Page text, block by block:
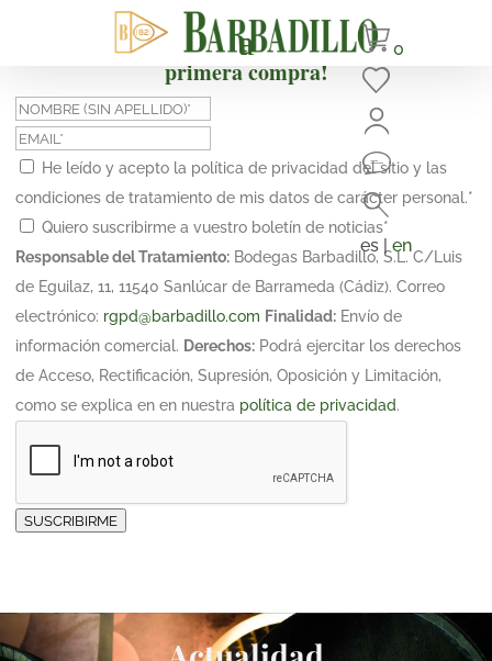
¡Suscríbete y obtén un 10% de descuento en tu
primera compra!
He leído y acepto la política de privacidad del sitio y las
condiciones de tratamiento de mis datos de carácter personal.*
Quiero suscribirme a vuestro boletín de noticias*
Responsable del Tratamiento: Bodegas Barbadillo, S.L. C/Luis
de Eguilaz, 11, 11540 Sanlúcar de Barrameda (Cádiz). Correo
electrónico: rgpd@barbadillo.com Finalidad: Envío de
información comercial. Derechos: Podrá ejercitar los derechos
de Acceso, Rectificación, Supresión, Oposición y Limitación,
como se explica en en nuestra política de privacidad.
SUSCRIBIRME
0
es |en